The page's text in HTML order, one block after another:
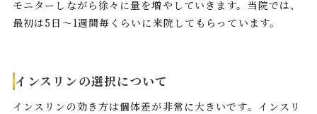
モニターしながら徐々に量を増やしていきます。当院では、
最初は5日〜1週間毎くらいに来院してもらっています。
インスリンの選択について
インスリンの効き方は個体差が非常に大きいです。インスリ